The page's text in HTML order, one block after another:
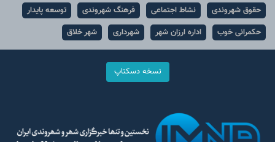
حقوق شهروندی
نشاط اجتماعی فرهنگ شهروندی
توسعه پایدار
حکمرانی خوب
اداره ارزان شهر شهرداری شهر خلاق
نسخه دسکتاپ